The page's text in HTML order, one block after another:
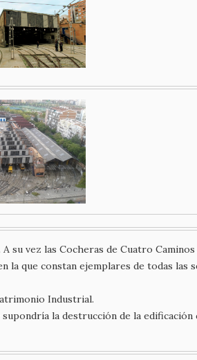
su vez las Cocheras de Cuatro
que constan ejemplares de todas las
Industrial.
la destrucción de la